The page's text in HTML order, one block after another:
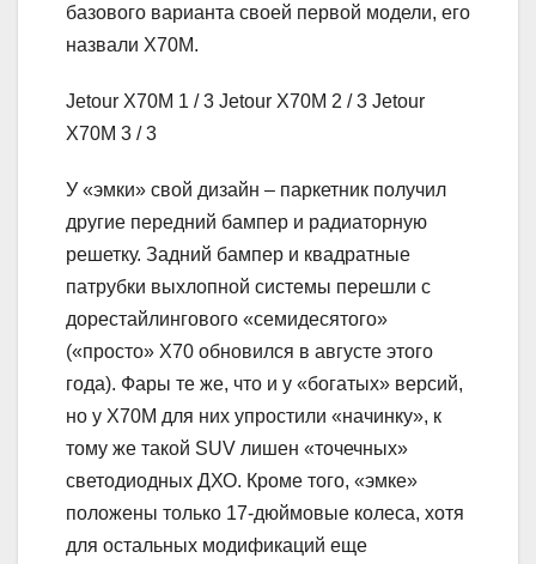
базового варианта своей первой модели, его
назвали X70M.
Jetour X70M 1 / 3 Jetour X70M 2 / 3 Jetour
X70M 3 / 3
У «эмки» свой дизайн – паркетник получил
другие передний бампер и радиаторную
решетку. Задний бампер и квадратные
патрубки выхлопной системы перешли с
дорестайлингового «семидесятого»
(«просто» X70 обновился в августе этого
года). Фары те же, что и у «богатых» версий,
но у X70M для них упростили «начинку», к
тому же такой SUV лишен «точечных»
светодиодных ДХО. Кроме того, «эмке»
положены только 17-дюймовые колеса, хотя
для остальных модификаций еще